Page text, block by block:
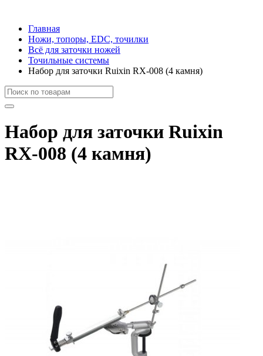
Главная
Ножи, топоры, EDC, точилки
Всё для заточки ножей
Точильные системы
Набор для заточки Ruixin RX-008 (4 камня)
Набор для заточки Ruixin
RX-008 (4 камня)